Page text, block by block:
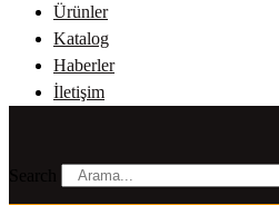
Ürünler
Katalog
Haberler
İletişim